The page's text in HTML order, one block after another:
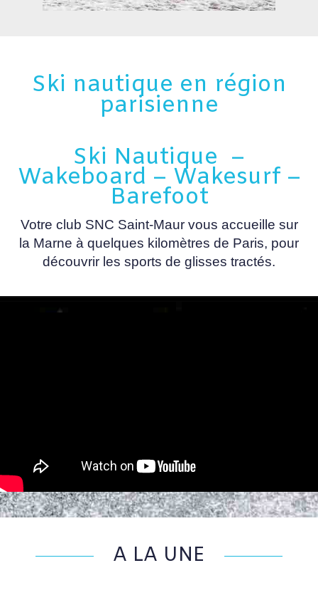
Ski nautique en région
parisienne
Ski Nautique –
Wakeboard – Wakesurf –
Barefoot
Votre club SNC Saint-Maur vous accueille sur
la Marne à quelques kilomètres de Paris, pour
découvrir les sports de glisses tractés.
A LA UNE